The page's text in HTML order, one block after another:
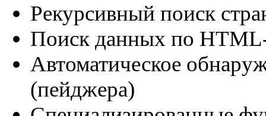
Рекурсивный поиск
Поиск данных по
Автоматическое
(пейджера)